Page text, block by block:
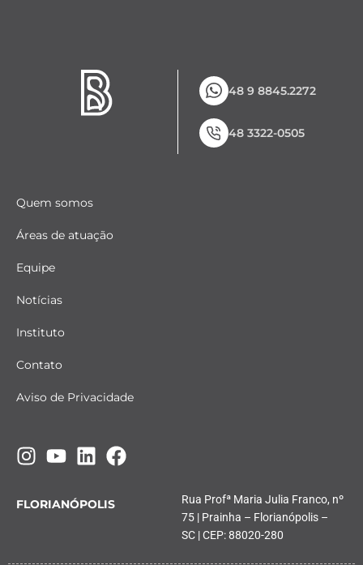
48 9 8845.2272
48 3322-0505
Quem somos
Áreas de atuação
Equipe
Notícias
Instituto
Contato
Aviso de Privacidade
FLORIANÓPOLIS
Rua Profª Maria Julia Franco, nº
75 | Prainha – Florianópolis –
SC | CEP: 88020-280